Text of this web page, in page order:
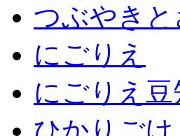
つぶやき
にごりえ
にごりえ豆
ひかりごけ